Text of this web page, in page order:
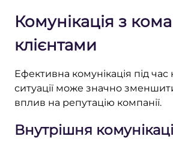
Комунікація з
клієнтами
Ефективна комунікація під час
ситуації може значно
вплив на репутацію компанії.
Внутрішня